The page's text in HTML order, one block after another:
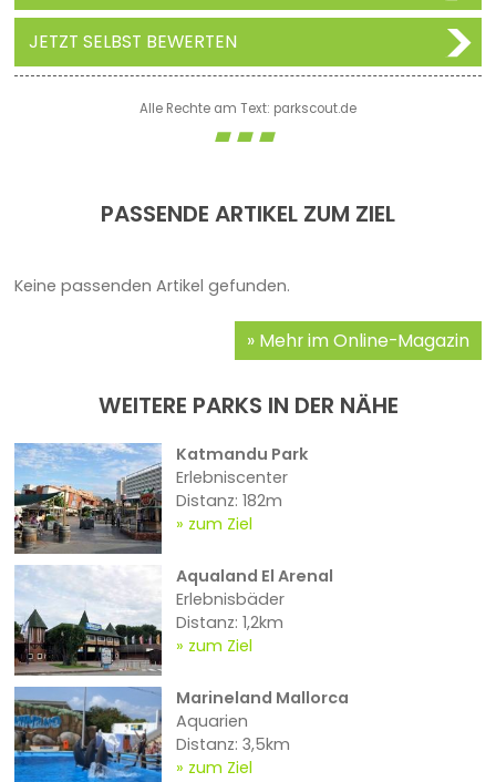
JETZT SELBST BEWERTEN
Alle Rechte am Text: parkscout.de
PASSENDE ARTIKEL ZUM ZIEL
Keine passenden Artikel gefunden.
Mehr im Online-Magazin
WEITERE PARKS IN DER NÄHE
Katmandu Park
Erlebniscenter
Distanz: 182m
zum Ziel
Aqualand El Arenal
Erlebnisbäder
Distanz: 1,2km
zum Ziel
Marineland Mallorca
Aquarien
Distanz: 3,5km
zum Ziel